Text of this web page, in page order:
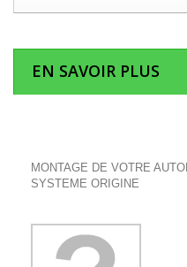
EN SAVOIR PLUS
MONTAGE DE VOTRE
SYSTEME ORIGINE